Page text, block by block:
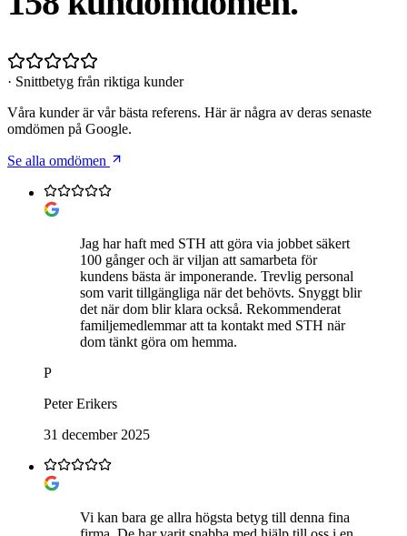
· Snittbetyg från riktiga kunder
Våra kunder är vår bästa referens. Här är några av deras senaste
omdömen på Google.
Se alla omdömen
Jag har haft med STH att göra via jobbet säkert
100 gånger och är viljan att samarbeta för
kundens bästa är imponerande. Trevlig personal
som varit tillgängliga när det behövts. Snyggt blir
det när dom blir klara också. Rekommenderat
familjemedlemmar att ta kontakt med STH när
dom tänkt göra om hemma.
P
Peter Erikers
31 december 2025
Vi kan bara ge allra högsta betyg till denna fina